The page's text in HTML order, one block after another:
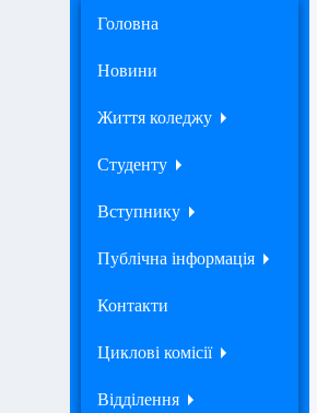
Головна
Новини
Життя коледжу
Студенту
Вступнику
Публічна інформація
Контакти
Циклові комісії
Відділення